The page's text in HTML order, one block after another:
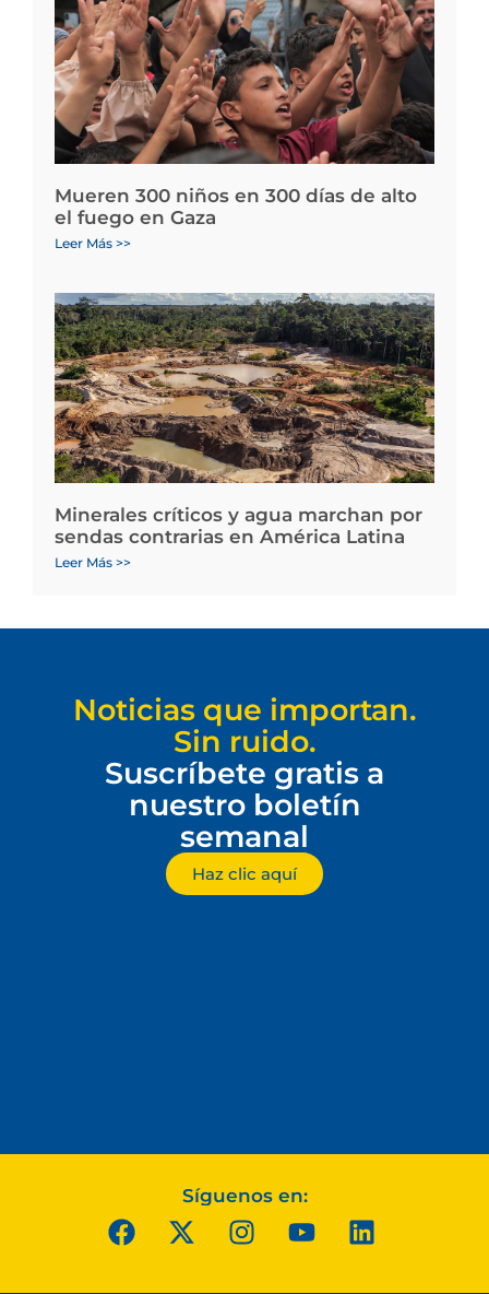
Mueren 300 niños en 300 días de alto
el fuego en Gaza
Leer Más >>
Minerales críticos y agua marchan por
sendas contrarias en América Latina
Leer Más >>
Noticias que importan.
Sin ruido.
Suscríbete gratis a
nuestro boletín
semanal
Haz clic aquí
Síguenos en: